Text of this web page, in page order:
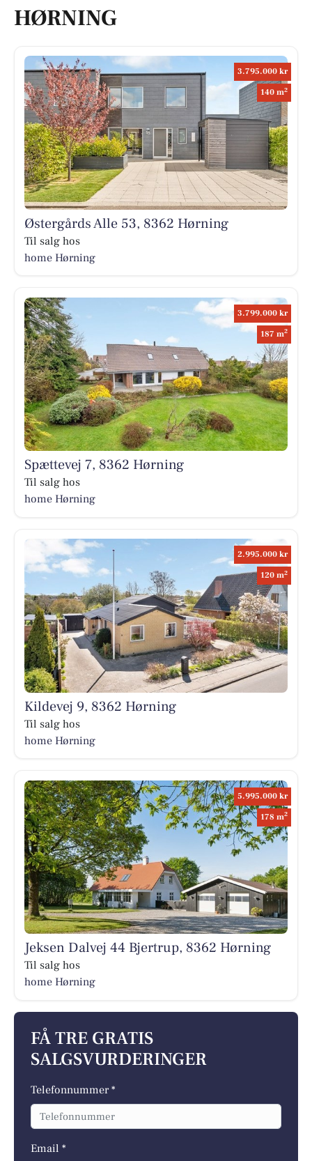
HØRNING
3.795.000 kr
140 m2
Østergårds Alle 53, 8362 Hørning
Til salg hos
home Hørning
3.799.000 kr
187 m2
Spættevej 7, 8362 Hørning
Til salg hos
home Hørning
2.995.000 kr
120 m2
Kildevej 9, 8362 Hørning
Til salg hos
home Hørning
5.995.000 kr
178 m2
Jeksen Dalvej 44 Bjertrup, 8362 Hørning
Til salg hos
home Hørning
FÅ TRE GRATIS
SALGSVURDERINGER
Telefonnummer *
Email *